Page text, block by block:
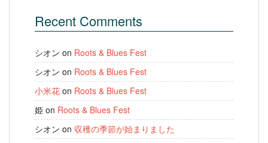
Recent Comments
シオン on Roots & Blues Fest
シオン on Roots & Blues Fest
小米花 on Roots & Blues Fest
姫 on Roots & Blues Fest
シオン on 収穫の季節が始まりました